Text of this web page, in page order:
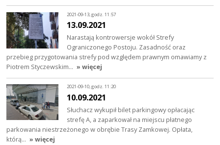
2021-09-13, godz. 11:57
13.09.2021
Narastają kontrowersje wokół Strefy
Ograniczonego Postoju. Zasadność oraz
przebieg przygotowania strefy pod względem prawnym omawiamy z
Piotrem Styczewskim… » więcej
2021-09-10, godz. 11:20
10.09.2021
Słuchacz wykupił bilet parkingowy opłacając
strefę A, a zaparkował na miejscu płatnego
parkowania niestrzeżonego w obrębie Trasy Zamkowej. Opłata,
którą… » więcej